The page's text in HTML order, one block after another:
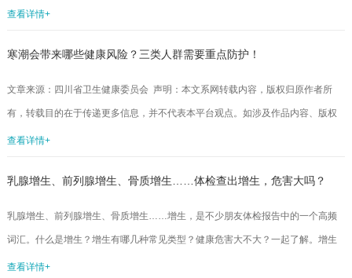
量，富含亮氨酸、异亮氨酸等支链氨基酸的优质蛋白质，合适的碳水化合物，n-3
我们该如何从食物中获取这些营养来帮助增肌呢？要说肌肉是人体的蛋白质“仓
查看详情+
寒潮会带来哪些健康风险？三类人群需要重点防护！
文章来源：四川省卫生健康委员会 声明：本文系网转载内容，版权归原作者所
有，转载目的在于传递更多信息，并不代表本平台观点。如涉及作品内容、版权
和其它问题，请与本网站留言联系，我们将在第一时间删除内容！...
查看详情+
乳腺增生、前列腺增生、骨质增生……体检查出增生，危害大吗？
乳腺增生、前列腺增生、骨质增生……增生，是不少朋友体检报告中的一个高频
词汇。什么是增生？增生有哪几种常见类型？健康危害大不大？一起了解。增生
是指组织或器官内细胞数目增多、体积增大的现象。一般情况下，大多数增生属
查看详情+